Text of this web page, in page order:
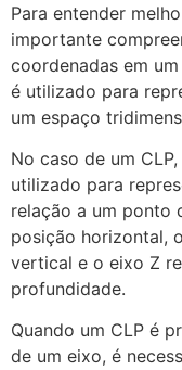
Para entender
importante
coordenadas em
é utilizado para
um espaço
No caso de um
utilizado para
relação a um ponto
posição horizontal,
vertical e o eixo Z
profundidade.
Quando um CLP é
de um eixo, é